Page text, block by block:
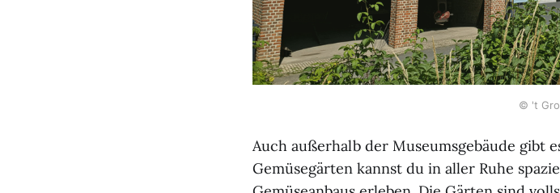
© 't
Auch außerhalb der Museumsgebäude gibt
Gemüsegärten kannst du in aller Ruhe